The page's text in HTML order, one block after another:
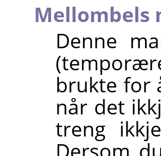
Mellombels
Denne
brukte for
når det
treng